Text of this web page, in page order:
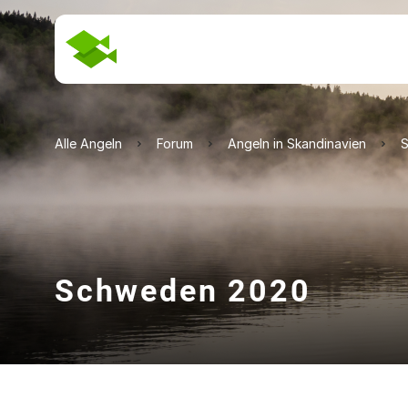
Alle Angeln Forum Angeln in Skandinavien
Schweden 2020